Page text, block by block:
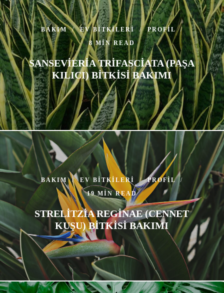
BAKIM EV BITKILERI
PROFIL
8 MIN READ
SANSEVIERIA TRIFASCIATA (PAŞA
KILICI) BITKISI BAKIMI
BAKIM EV BITKILERI
PROFIL
19 MIN READ
STRELITZIA REGINAE (CENNET
KUŞU) BITKISI BAKIMI